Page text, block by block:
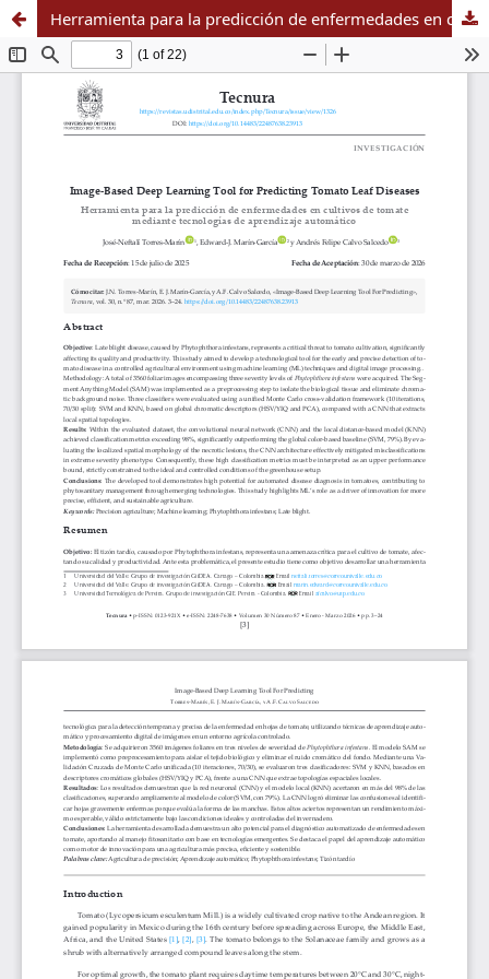
Herramienta para la predicción de enfermedades en cultivos de tomate mediante tecnologías de aprendizaje automático